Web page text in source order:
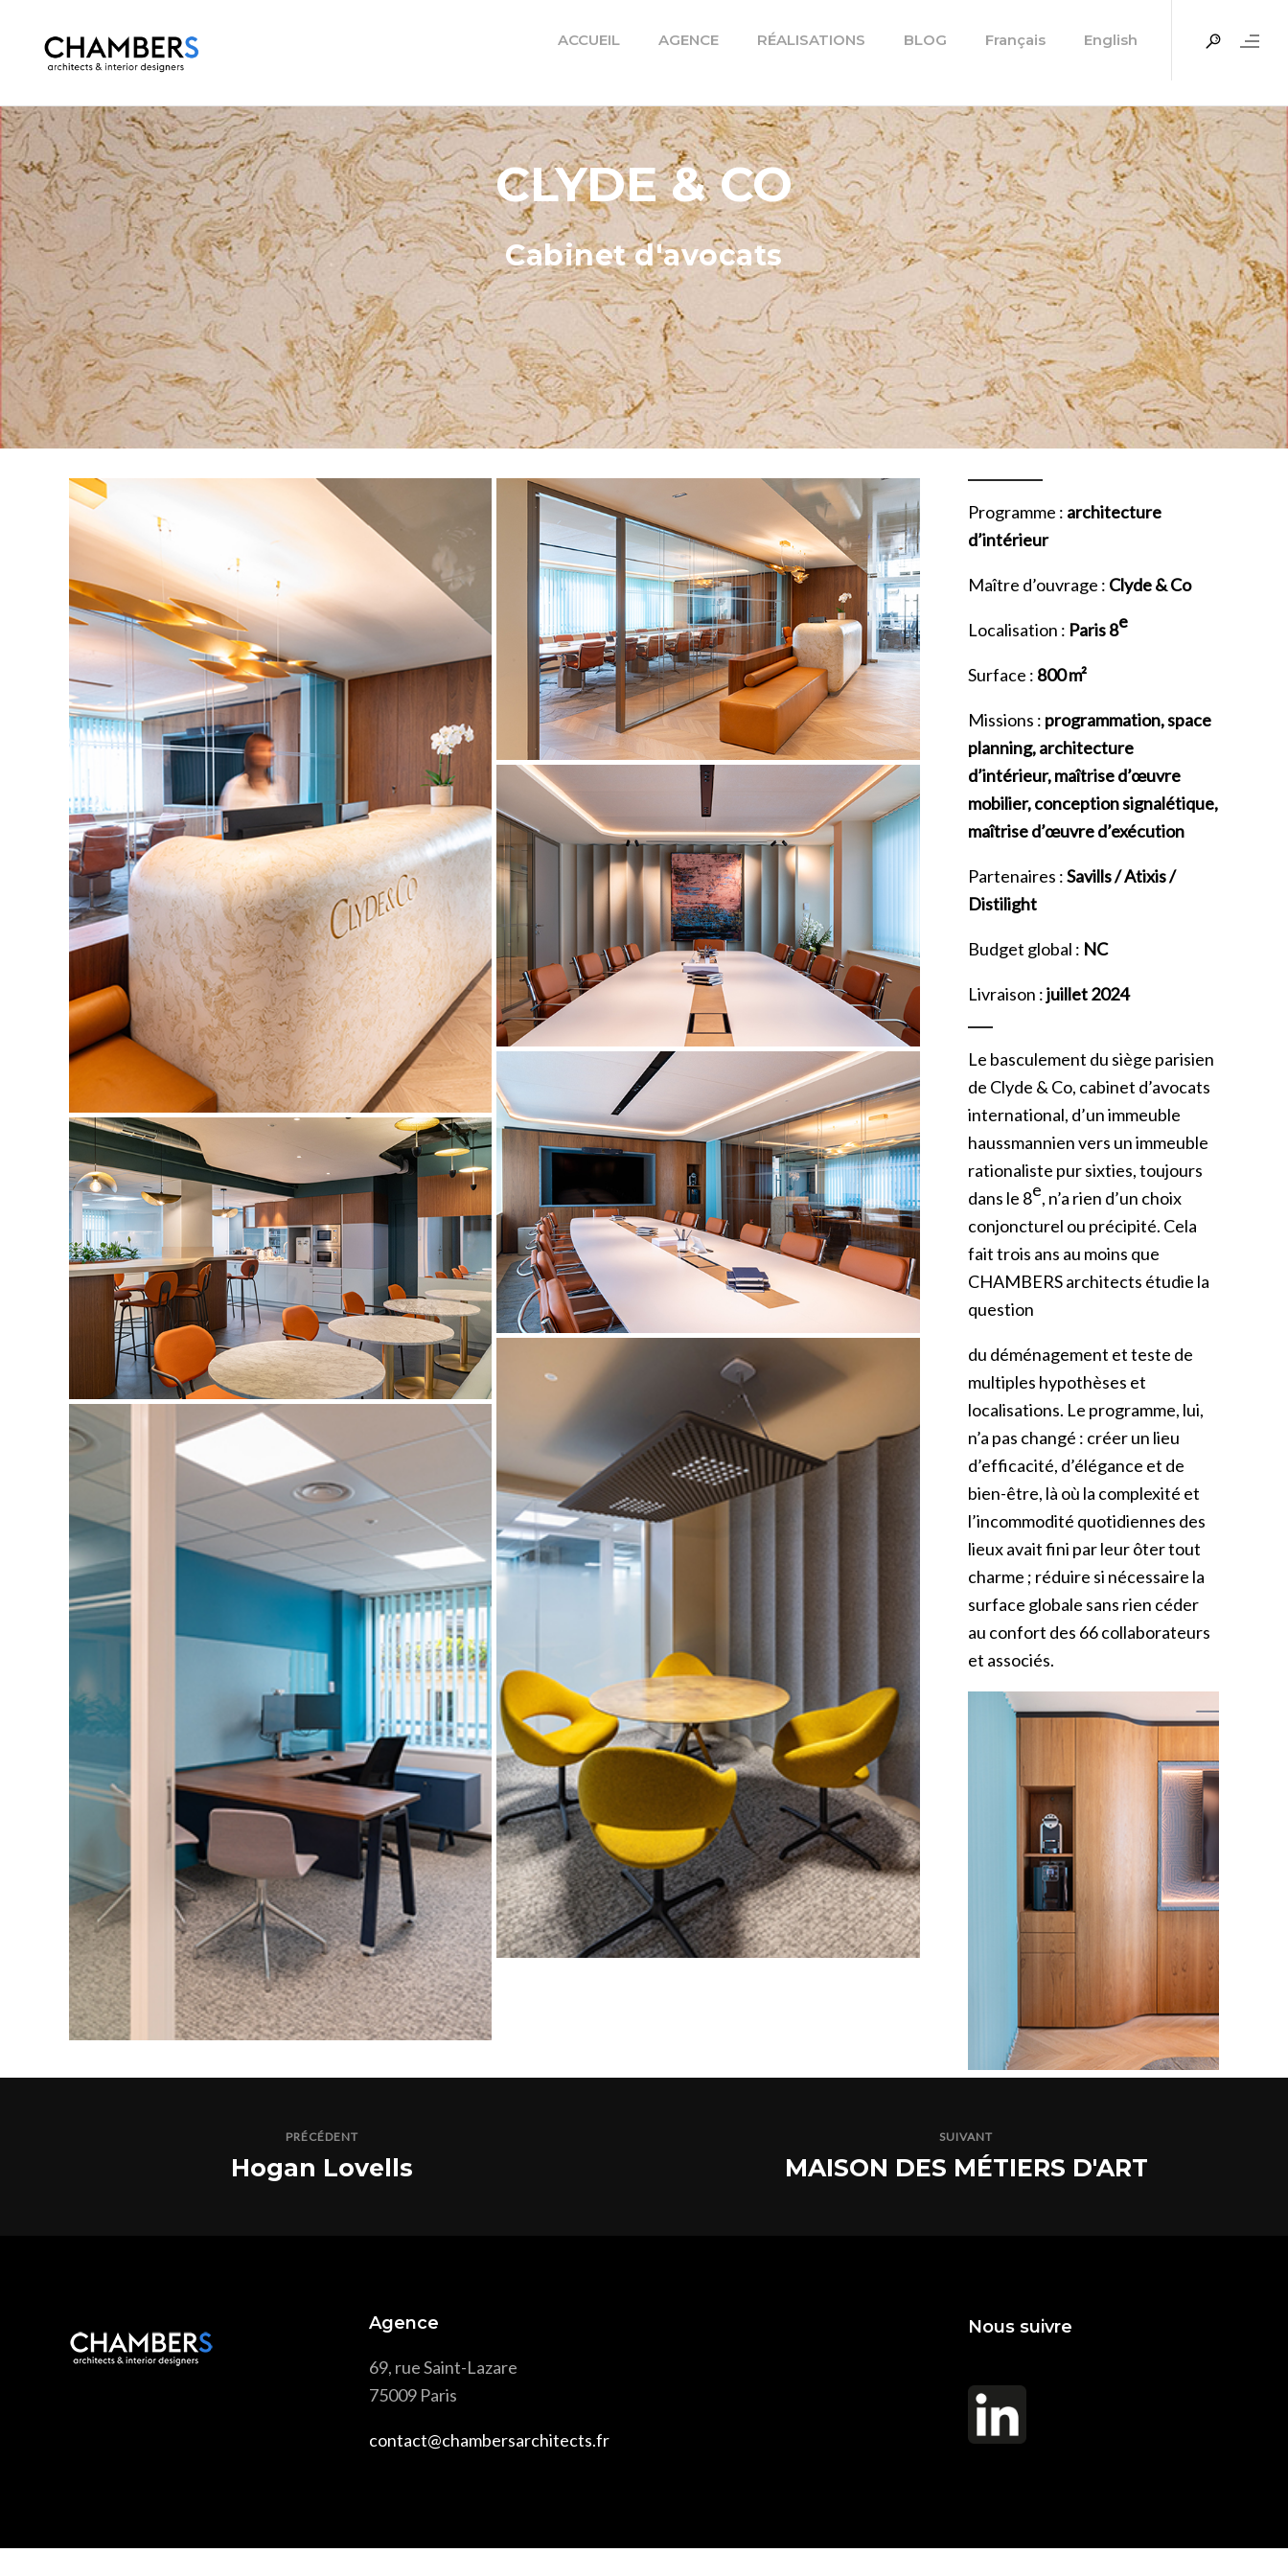
ACCUEIL AGENCE RÉALISATIONS BLOG Français English
CLYDE & CO
Cabinet d'avocats
Programme : architecture
d’intérieur
Maître d’ouvrage : Clyde & Co
Localisation : Paris 8e
Surface : 800 m²
Missions : programmation, space
planning, architecture
d’intérieur, maîtrise d’œuvre
mobilier, conception signalétique,
maîtrise d’œuvre d’exécution
Partenaires :Savills / Atixis /
Distilight
Budget global : NC
Livraison :juillet 2024
Le basculement du siège parisien
de Clyde & Co, cabinet d’avocats
international, d’un immeuble
haussmannien vers un immeuble
rationaliste pur sixties, toujours
dans le 8e, n’a rien d’un choix
conjoncturel ou précipité. Cela
fait trois ans au moins que
CHAMBERS architects étudie la
question
du déménagement et teste de
multiples hypothèses et
localisations. Le programme, lui,
n’a pas changé : créer un lieu
d’efficacité, d’élégance et de
bien-être, là où la complexité et
l’incommodité quotidiennes des
lieux avait fini par leur ôter tout
charme ; réduire si nécessaire la
surface globale sans rien céder
au confort des 66 collaborateurs
et associés.
PRÉCÉDENT
Hogan Lovells
SUIVANT
MAISON DES MÉTIERS D'ART
Agence
69, rue Saint-Lazare
75009 Paris
contact@chambersarchitects.fr
Nous suivre